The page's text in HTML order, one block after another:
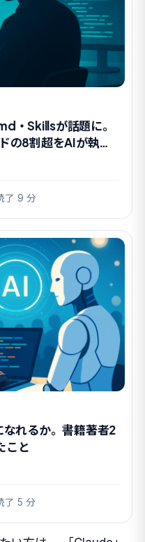
・Skillsが話題に。
の8割超をAIが執
了 9 分
れるか。書籍著者2
こと
了 5 分